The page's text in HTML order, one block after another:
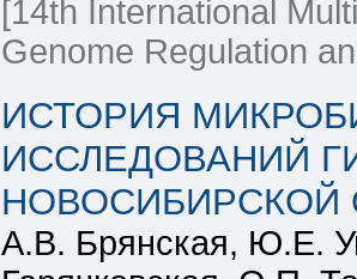
[14th International
Genome Regulation
ИСТОРИЯ
ИССЛЕДОВАНИЙ
НОВОСИБИРСКОЙ
А.В. Брянская, Ю.Е.